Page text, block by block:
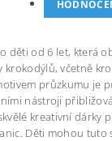
děti od 6 let, která
krokodýlů, včetně
průzkumu je
nástroji
kreativní dárky
Děti mohou tuto